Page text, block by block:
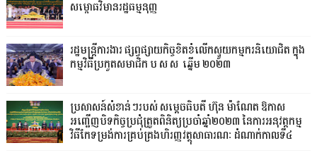
សម្ពោធវិមានរដ្ឋធម្មនុញ្ញ
រដ្ឋមន្ត្រីការងារ ផ្សព្វផ្សាយកិច្ចខិតខំលើកស្ទួយកម្មករនិយោជិត ក្នុង
កម្មវិធីប្រកួតសមាជិក ប.ស.ស. ឆ្នើម ២០២៣
ប្រសាសន៍សំខាន់ៗរបស់ សម្តេចធិបតី ហ៊ុន ម៉ាណែត ឱកាស
អញ្ជើញបិទកិច្ចប្រជុំត្រួតពិនិត្យប្រចាំឆ្នាំ២០២៣ នៃការអនុវត្តកម្ម
វិធីកែទម្រង់ការគ្រប់គ្រងហិរញ្ញវត្ថុសាធារណៈ ដំណាក់កាលទី៤